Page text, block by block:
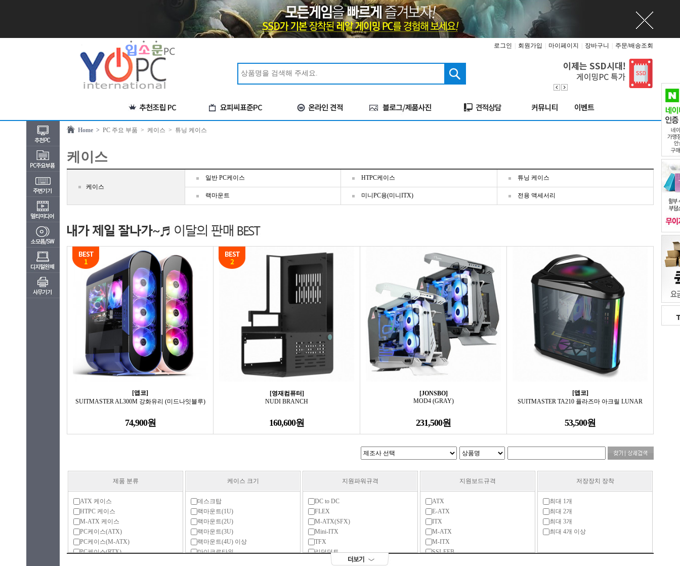
로그인 회원가입 마이페이지 장바구니 주문/배송조회
Home > PC 주요 부품 > 케이스 > 튜닝 케이스
케이스
케이스
일반 PC케이스 HTPC케이스 튜닝 케이스
랙마운트 미니PC용(미니ITX) 전용 액세서리
[앱코]
SUITMASTER AL300M 강화유리 (미드나잇블루)
74,900원
[영재컴퓨터]
NUDI BRANCH
160,600원
[JONSBO]
MOD4 (GRAY)
231,500원
[앱코]
SUITMASTER TA210 플라즈마 아크릴 LUNAR
53,500원
제품 분류
ATX 케이스
HTPC 케이스
M-ATX 케이스
PC케이스(ATX)
PC케이스(M-ATX)
PC케이스(RTX)
케이스 크기
데스크탑
랙마운트(1U)
랙마운트(2U)
랙마운트(3U)
랙마운트(4U) 이상
마이크로타워
지원파워규격
DC to DC
FLEX
M-ATX(SFX)
Mini-ITX
TFX
리던던트
표준-ATX
지원보드규격
ATX
E-ATX
ITX
M-ATX
M-ITX
SSI-EEB
저장장치 장착
최대 1개
최대 2개
최대 3개
최대 4개 이상